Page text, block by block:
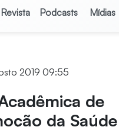
Revista Podcasts Mídias
2019 09:55
de
da Saúde